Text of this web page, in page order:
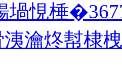
堝悓棰
洟瀹炵幇棣